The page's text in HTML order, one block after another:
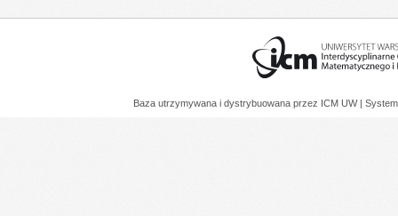
Baza utrzymywana i dystrybuowana przez ICM UW |